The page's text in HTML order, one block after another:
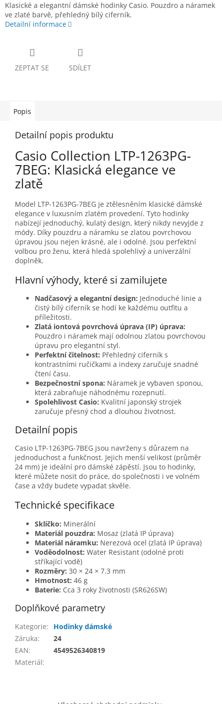
Klasické a elegantní dámské hodinky Casio. Pouzdro a náramek
ve zlaté barvě, přehledný bílý ciferník.
Detailní informace
ZEPTAT SE SDÍLET
Popis
Detailní popis produktu
Casio Collection LTP-1263PG-
7BEG: Klasická elegance ve
zlatě
Model LTP-1263PG-7BEG je ztělesněním klasické dámské
elegance v luxusním zlatém provedení. Tyto hodinky
nabízejí jednoduchý, kulatý design, který nikdy nevyjde z
módy. Díky pouzdru a náramku se zlatou povrchovou
úpravou jsou nejen krásné, ale i odolné. Jsou perfektní
volbou pro ženu, která hledá spolehlivý a univerzální
doplněk.
Hlavní výhody, které si zamilujete
Nadčasový a elegantní design: Jednoduché linie a
čistý bílý ciferník se hodí ke každému outfitu a
příležitosti.
Zlatá iontová povrchová úprava (IP) úprava:
Pouzdro i náramek mají odolnou zlatou povrchovou
úpravu pro elegantní styl.
Perfektní čitelnost: Přehledný ciferník s
kontrastními ručičkami a indexy zaručuje snadné
čtení času.
Bezpečnostní spona: Náramek je vybaven sponou,
která zabraňuje náhodnému rozepnutí.
Spolehlivost Casio: Kvalitní japonský strojek
zaručuje přesný chod a dlouhou životnost.
Detailní popis
Casio LTP-1263PG-7BEG jsou navrženy s důrazem na
jednoduchost a funkčnost. Jejich menší velikost (průměr
24 mm) je ideální pro dámské zápěstí. Jsou to hodinky,
které můžete nosit do práce, do společnosti i ve volném
čase a vždy budete vypadat skvěle.
Technické specifikace
Sklíčko: Minerální
Materiál pouzdra: Mosaz (zlatá IP úprava)
Materiál náramku: Nerezová ocel (zlatá IP úprava)
Voděodolnost: Water Resistant (odolné proti
stříkající vodě)
Rozměry: 30 × 24 × 7.3 mm
Hmotnost: 46 g
Baterie: Cca 3 roky životnosti (SR626SW)
Doplňkové parametry
Kategorie:
Hodinky dámské
Záruka:
24
EAN:
4549526340819
Materiál: